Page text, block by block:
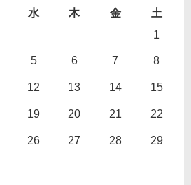
水 木 金
土
1
5 6 7 8
12 13 14 15
19 20 21 22
26 27 28 29